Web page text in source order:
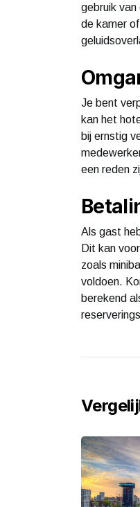
gebruik
de kamer
Je bent
kan het
bij ernstig
een reden
Als gast
Dit kan
zoals
voldoen.
berekend